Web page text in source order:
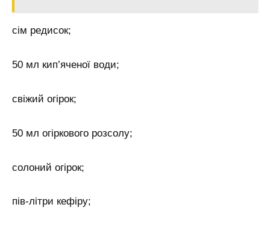
сім редисок;
50 мл кип’яченої води;
свіжий огірок;
50 мл огіркового розсолу;
солоний огірок;
пів-літри кефіру;